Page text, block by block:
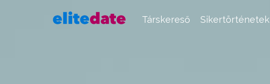
Társkereső Sikertörténetek